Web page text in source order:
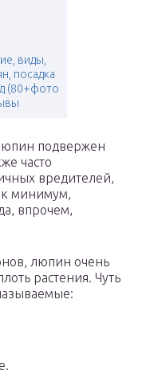
виды,
посадка
(80+фото
подвержен
часто
вредителей,
минимум,
впрочем,
люпин очень
растения. Чуть